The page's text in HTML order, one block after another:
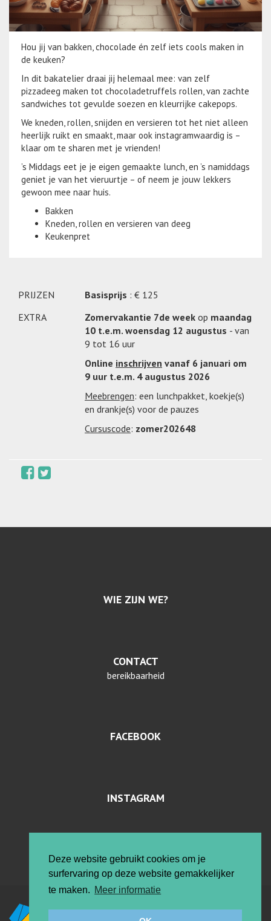
Deze website gebruikt cookies om je
surfervaring op deze website gemakkelijker
te maken. Meer informatie
Hou jij van bakken, chocolade én zelf iets cools maken in
de keuken?
In dit bakatelier draai jij helemaal mee: van zelf
pizzadeeg maken tot chocoladetruffels rollen, van zachte
sandwiches tot gevulde soezen en kleurrijke cakepops.
We kneden, rollen, snijden en versieren tot het niet alleen
heerlijk ruikt en smaakt, maar ook instagramwaardig is –
klaar om te sharen met je vrienden!
’s Middags eet je je eigen gemaakte lunch, en ’s namiddags
geniet je van het vieruurtje – of neem je jouw lekkers
gewoon mee naar huis.
Bakken
Kneden, rollen en versieren van deeg
Keukenpret
PRIJZEN Basisprijs : € 125
EXTRA
Zomervakantie 7de week op maandag
10 t.e.m. woensdag 12 augustus - van
9 tot 16 uur
Online inschrijven vanaf 6 januari om
9 uur t.e.m. 4 augustus 2026
Meebrengen: een lunchpakket, koekje(s)
en drankje(s) voor de pauzes
Cursuscode: zomer202648
WIE ZIJN WE?
CONTACT
bereikbaarheid
FACEBOOK
INSTAGRAM
PRIVACYVERKLARING EN COOKIES
Vrije ateliers